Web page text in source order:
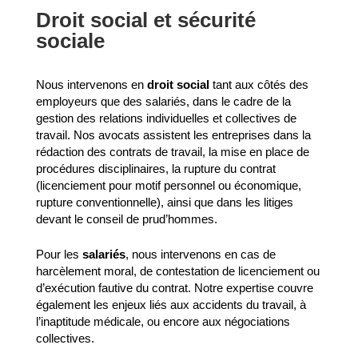
Droit social et sécurité
sociale
Nous intervenons en droit socialtant aux côtés des
employeurs que des salariés, dans le cadre de la
gestion des relations individuelles et collectives de
travail. Nos avocats assistent les entreprises dans la
rédaction des contrats de travail, la mise en place de
procédures disciplinaires, la rupture du contrat
(licenciement pour motif personnel ou économique,
rupture conventionnelle), ainsi que dans les litiges
devant le conseil de prud’hommes.
Pour les salariés, nous intervenons en cas de
harcèlement moral, de contestation de licenciement ou
d’exécution fautive du contrat. Notre expertise couvre
également les enjeux liés aux accidents du travail, à
l’inaptitude médicale, ou encore aux négociations
collectives.